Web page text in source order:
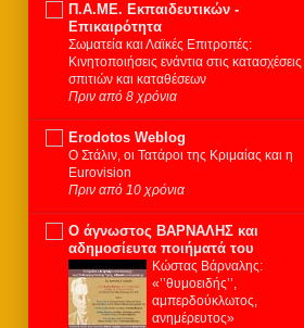
Π.Α.ΜΕ. Εκπαιδευτικών -
Επικαιρότητα
Σωματεία και Λαϊκές Επιτροπές:
Κινητοποιήσεις ενάντια στις κατασχέσεις
σπιτιών και καταθέσεων
Πριν από 8 χρόνια
Erodotos Weblog
Ο Στάλιν, οι Τατάροι της Κριμαίας και η
Eurovision
Πριν από 10 χρόνια
Ο άγνωστος ΒΑΡΝΑΛΗΣ και
αδημοσίευτα ποιήματά του
Κώστας Βάρναλης:
«’’θυμοειδής’’,
αμπερδούκλωτος,
ανημέρευτος»